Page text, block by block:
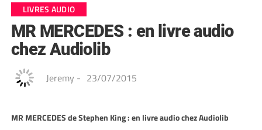
LIVRES AUDIO
MR MERCEDES : en livre audio
chez Audiolib
Jeremy - 23/07/2015
MR MERCEDES de Stephen King : en livre audio chez Audiolib